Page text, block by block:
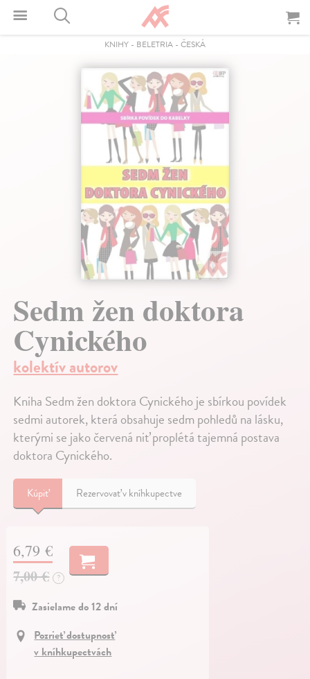
KNIHY - BELETRIA - ČESKÁ
Sedm žen doktora
Cynického
kolektív autorov
Kniha Sedm žen doktora Cynického je sbírkou povídek
sedmi autorek, která obsahuje sedm pohledů na lásku,
kterými se jako červená niť proplétá tajemná postava
doktora Cynického.
Kúpiť Rezervovať v kníhkupectve
6,79 €
7,00 € ?
Zasielame do 12 dní
Pozrieť dostupnosť
v kníhkupectvách